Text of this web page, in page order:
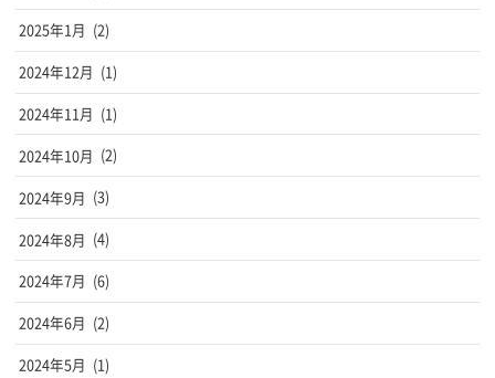
2025年1月 (2)
2024年12月 (1)
2024年11月 (1)
2024年10月 (2)
2024年9月 (3)
2024年8月 (4)
2024年7月 (6)
2024年6月 (2)
2024年5月 (1)